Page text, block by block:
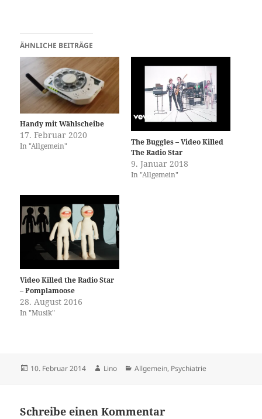
ÄHNLICHE BEITRÄGE
Handy mit Wählscheibe
17. Februar 2020
In "Allgemein"
The Buggles – Video Killed
The Radio Star
9. Januar 2018
In "Allgemein"
Video Killed the Radio Star
– Pomplamoose
28. August 2016
In "Musik"
Veröffentlicht
10. Februar 2014 Autor
Lino Kategorien
Allgemein, Psychiatrie
Schreibe einen Kommentar